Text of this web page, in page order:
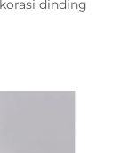
dinding